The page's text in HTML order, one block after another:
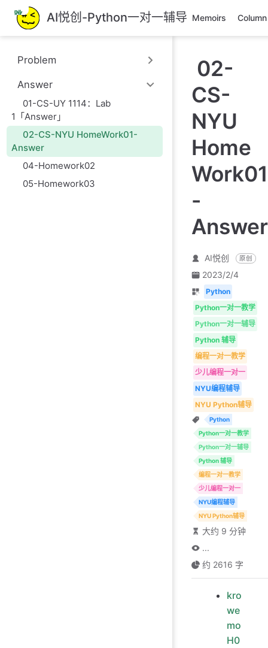
跳
至
主
內
AI悦创-Python一对一辅导 Memoirs Column
Problem
Answer
01-CS-UY 1114：Lab
1「Answer」
02-CS-NYU HomeWork01-
Answer
04-Homework02
05-Homework03
02-
CS-
NYU
Home
Work01
-
Answer
AI悦创 原创
2023/2/4
Python
Python一对一教学
Python一对一辅导
Python 辅导
编程一对一教学
少儿编程一对一
NYU编程辅导
NYU Python辅导
Python
Python一对一教学
Python一对一辅导
Python 辅导
编程一对一教学
少儿编程一对一
NYU编程辅导
NYU Python辅导
大约 9 分钟
...
约 2616 字
kro
we
mo
H0